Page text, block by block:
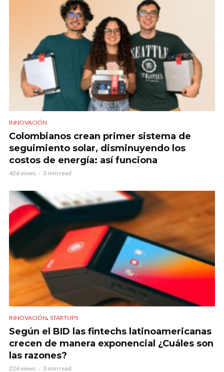
INNOVACIÓN
Colombianos crean primer sistema de
seguimiento solar, disminuyendo los
costos de energía: así funciona
426 views 3 min read
INNOVACIÓN, STARTUPS
Según el BID las fintechs latinoamericanas
crecen de manera exponencial ¿Cuáles son
las razones?
226 views 3 min read